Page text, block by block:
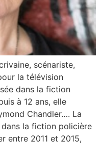
scénariste,
la télévision
dans la fiction
à 12 ans, elle
Chandler…. La
dans la fiction policière
entre 2011 et 2015,